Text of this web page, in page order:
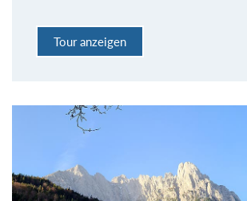
Tour anzeigen